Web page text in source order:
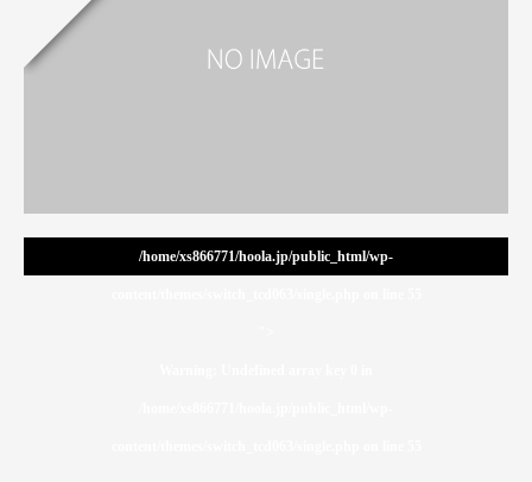
/home/xs866771/hoola.jp/public_html/wp-